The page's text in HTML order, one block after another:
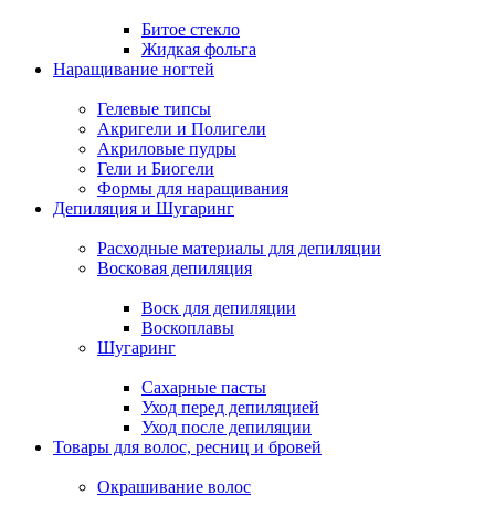
Битое стекло
Жидкая фольга
Наращивание ногтей
Гелевые типсы
Акригели и Полигели
Акриловые пудры
Гели и Биогели
Формы для наращивания
Депиляция и Шугаринг
Расходные материалы для депиляции
Восковая депиляция
Воск для депиляции
Воскоплавы
Шугаринг
Сахарные пасты
Уход перед депиляцией
Уход после депиляции
Товары для волос, ресниц и бровей
Окрашивание волос